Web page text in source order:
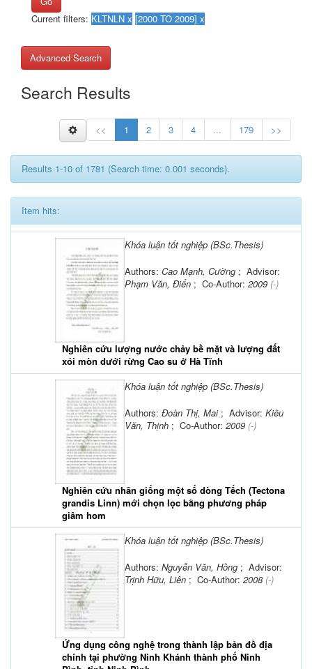
Current filters:
Advanced Search
Search Results
<< 1 2 3 4 ... 179 >>
Results 1-10 of 1781 (Search time: 0.001 seconds).
Item hits:
Khóa luận tốt nghiệp (BSc.Thesis)
Nghiên cứu lượng nước chảy bề mặt và lượng đất
xói mòn dưới rừng Cao su ở Hà Tĩnh
Authors: Cao Mạnh, Cường ; Advisor:
Phạm Văn, Điển ; Co-Author: 2009 (-)
Khóa luận tốt nghiệp (BSc.Thesis)
Nghiên cứu nhân giống một số dòng Tếch (Tectona
grandis Linn) mới chọn lọc bằng phương pháp
giâm hom
Authors: Đoàn Thị, Mai ; Advisor: Kiều
Văn, Thịnh ; Co-Author: 2009 (-)
Khóa luận tốt nghiệp (BSc.Thesis)
Ứng dụng công nghệ trong thành lập bản đồ địa
chính tại phường Ninh Khánh thành phố Ninh
Authors: Nguyễn Văn, Hồng ; Advisor:
Trịnh Hữu, Liên ; Co-Author: 2008 (-)